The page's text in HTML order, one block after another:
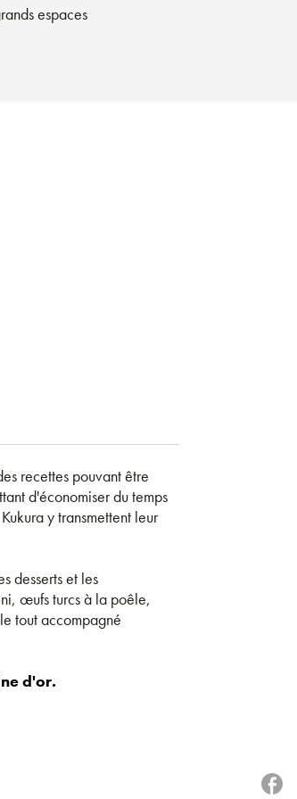
espaces
recettes pouvant être
d'économiser du temps
y transmettent leur
desserts et les
œufs turcs à la poêle,
tout accompagné
d'or.